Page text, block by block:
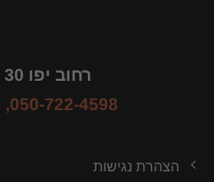
רחוב יפו 30 ירושלים
050-722-4598
,
הצהרת נגישות